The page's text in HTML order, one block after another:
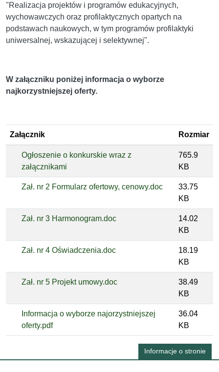
"Realizacja projektów i programów edukacyjnych,
wychowawczych oraz profilaktycznych opartych na
podstawach naukowych, w tym programów profilaktyki
uniwersalnej, wskazującej i selektywnej".
W załączniku poniżej informacja o wyborze
najkorzystniejszej oferty.
Załącznik Rozmiar
Ogłoszenie o konkurskie wraz z
załącznikami
765.9
KB
Zał. nr 2 Formularz ofertowy, cenowy.doc
33.75
KB
Zał. nr 3 Harmonogram.doc
14.02
KB
Zał. nr 4 Oświadczenia.doc
18.19
KB
Zał. nr 5 Projekt umowy.doc
38.49
KB
Informacja o wyborze najorzystniejszej
oferty.pdf
36.04
KB
Informacje o stronie